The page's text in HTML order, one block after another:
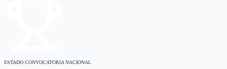
ESTADO CONVOCATORIA NACIONAL